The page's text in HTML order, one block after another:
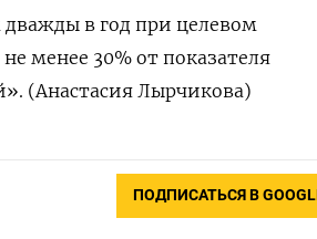
​в ⁠год при целевом
‌менее 30% от показателя
(Анастасия Лырчикова)
ПОДПИСАТЬСЯ В